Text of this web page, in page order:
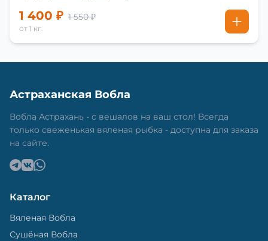
1 400 ₽ 1 550 ₽
от 1 кг.
Астраханская Вобла
Вобла Астрахань - с вешалов на ваш стол! Всегда
только свеженькая вяленая рыбка - доступна для заказа
на сайте.
Каталог
Вяленая Вобла
Сушёная Вобла